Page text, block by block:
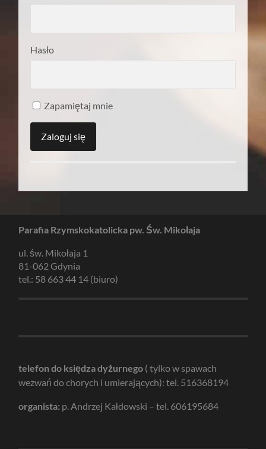
Hasło
Zapamiętaj mnie
Parafia Rzymskokatolicka pw. Św. Mikołaja
ul. św. Mikołaja 1
81-062 Gdynia
tel.: 58 663 44 14 (biuro)
telefon do księdza dyżurnego ( tylko w spawach
wezwań do chorych i umierających): tel. 516368194
organista: p. Andrzej Kałdowski – tel. 606195684